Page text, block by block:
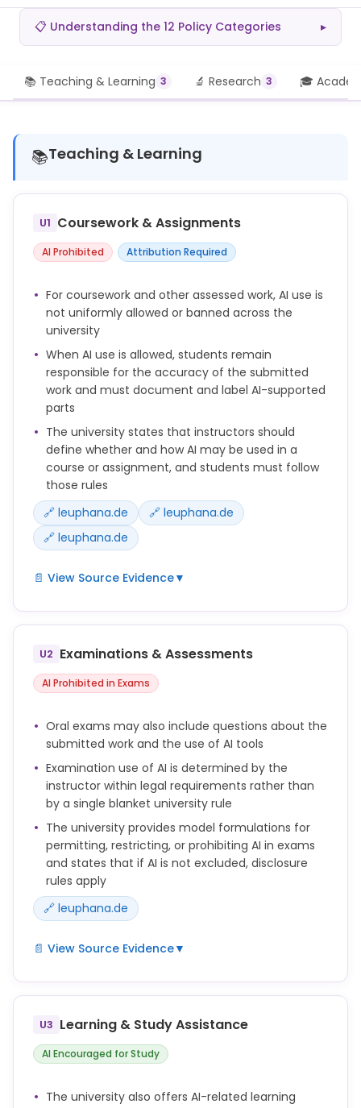
📋 Understanding the 12 Policy Categories ▸
📚 Teaching & Learning 3 🔬 Research 3 🎓
📚Teaching & Learning
U1 Coursework & Assignments
AI Prohibited Attribution Required
For coursework and other assessed work, AI use is
not uniformly allowed or banned across the
university
When AI use is allowed, students remain
responsible for the accuracy of the submitted
work and must document and label AI-supported
parts
The university states that instructors should
define whether and how AI may be used in a
course or assignment, and students must follow
those rules
🔗 leuphana.de
🔗 leuphana.de
🔗 leuphana.de
📄 View Source Evidence▼
Lehrende sollten mit den Studierenden zu
Semesterbeginn bzw. bei jeder Lehrveranstaltung
transparent vereinbaren, ob bzw. wie KI-Tools im
Prüfungsleistungen verwendet werden dürfen.
nicht ausgeschlossen ist, sind die Vorgaben zur
Kennzeichnung von KI-generierten Inhalten in einer
Prüfungsleistung zu beachten.
Die Entscheidung über den Umgang mit KI-Tools in
den einzelnen Lehrveranstaltungen und Prüfungen
wird von den Lehrenden innerhalb der rechtlichen
Rahmenbedingungen getroffen.
Studierende sind für die Inhalte, die sie mithilfe von
KI-Systemen erstellen, selbst verantwortlich. Sie
müssen die Ergebnisse fachlich überprüfen und
sicherstellen, dass diese den ethischen Standards
und Richtlinien ihrer Institutionen entsprechen.
U2 Examinations & Assessments
AI Prohibited in Exams
Oral exams may also include questions about the
submitted work and the use of AI tools
Examination use of AI is determined by the
instructor within legal requirements rather than
by a single blanket university rule
The university provides model formulations for
permitting, restricting, or prohibiting AI in exams
and states that if AI is not excluded, disclosure
rules apply
🔗 leuphana.de
📄 View Source Evidence▼
Die Entscheidung über den Umgang mit KI-Tools in
den einzelnen Lehrveranstaltungen und Prüfungen
wird von den Lehrenden innerhalb der rechtlichen
Rahmenbedingungen getroffen.
Wenn die Verwendung von KI-Tools in einer Prüfung
Kennzeichnung von KI-generierten Inhalten in einer
U3 Learning & Study Assistance
AI Encouraged for Study
The university also offers AI-related learning